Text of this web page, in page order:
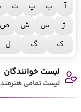
آ ب پ ت
ژ
س ش ص
ک
گ ل
لیست خوانندگان
لیست تمامی